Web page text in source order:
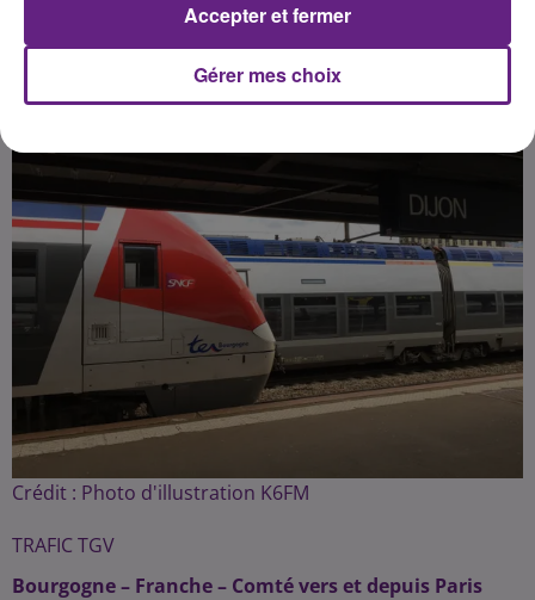
Publié : 2 janvier 2020 à 16h46 par Rédaction
Crédit : Photo d'illustration K6FM
TRAFIC TGV
Bourgogne – Franche – Comté vers et depuis Paris
Gérer mes choix
Accepter et fermer